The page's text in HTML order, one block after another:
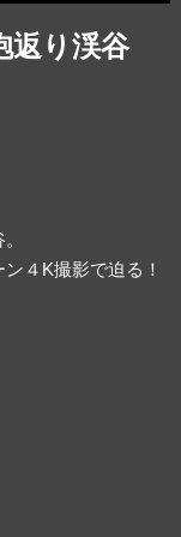
返り渓谷
４K撮影で迫る！